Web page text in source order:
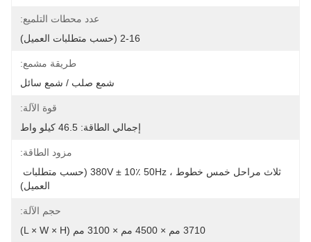
عدد محطات التلميع:
2-16 (حسب متطلبات العميل)
طريقة مشمع:
شمع صلب / شمع سائل
قوة الآلة:
إجمالي الطاقة: 46.5 كيلو واط
مزود الطاقة:
ثلاث مراحل خمس خطوط ، 380V ± 10٪ 50Hz (حسب متطلبات
العميل)
حجم الآلة:
3710 مم × 4500 مم × 3100 مم (L × W × H)